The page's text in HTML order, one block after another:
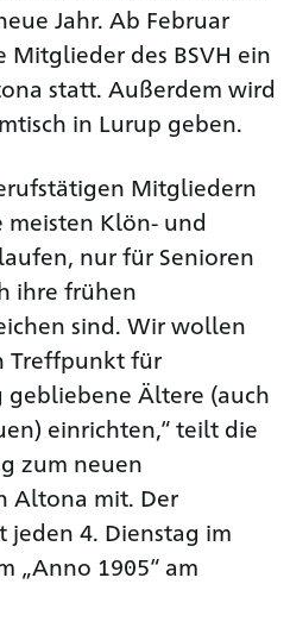
Jahr. Ab Februar
des BSVH ein
statt. Außerdem wird
in Lurup geben.
Mitgliedern
Klön- und
nur für Senioren
ihre frühen
sind. Wir wollen
Treffpunkt für
Ältere (auch
einrichten,“ teilt die
zum neuen
Altona mit. Der
4. Dienstag im
„Anno 1905“ am